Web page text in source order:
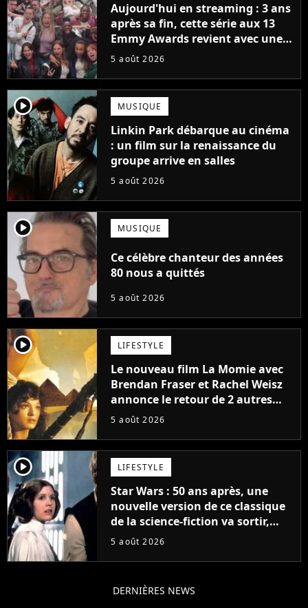
Aujourd'hui en streaming : 3 ans
après sa fin, cette série aux 13
Emmy Awards revient avec une
suite... totalement différente
5 août 2026
player2 MUSIQUE
Linkin Park débarque au cinéma
: un film sur la renaissance du
groupe arrive en salles
5 août 2026
player2 MUSIQUE
Ce célèbre chanteur des années
80 nous a quittés
5 août 2026
player2 LIFESTYLE
Le nouveau film La Momie avec
Brendan Fraser et Rachel Weisz
annonce le retour de 2 autres
personnages emblématiques de
5 août 2026
player2 LIFESTYLE
Star Wars : 50 ans après, une
nouvelle version de ce classique
de la science-fiction va sortir,
mais on ne la verra jamais en
5 août 2026
DERNIÈRES NEWS